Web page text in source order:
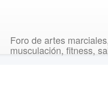
Foro de artes
musculación, fitness,